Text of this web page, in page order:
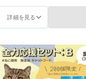
詳細を見る